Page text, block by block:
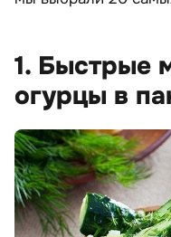
1. Быстрые
огурцы в